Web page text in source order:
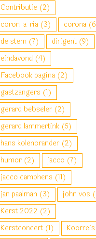
Contributie (2)
coron-a-ria (3) corona
de stem (7) dirigent (9)
eindavond (4)
Facebook pagina (2)
gastzangers (1)
gerard bebseler (2)
gerard lammertink (5)
hans kolenbrander (2)
humor (2) jacco (7)
jacco camphens (11)
jan paalman (3) john vos
Kerst 2022 (2)
Kerstconcert (1) Koorreis